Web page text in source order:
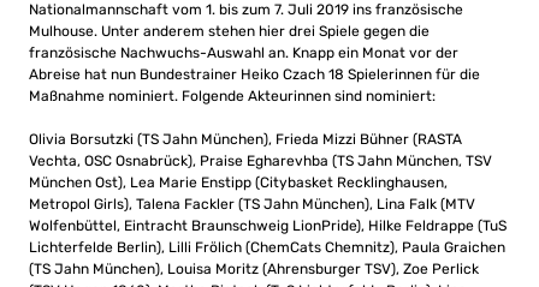
Nationalmannschaft vom 1. bis zum 7. Juli 2019 ins französische
Mulhouse. Unter anderem stehen hier drei Spiele gegen die
französische Nachwuchs-Auswahl an. Knapp ein Monat vor der
Abreise hat nun Bundestrainer Heiko Czach 18 Spielerinnen für die
Maßnahme nominiert. Folgende Akteurinnen sind nominiert:
Olivia Borsutzki (TS Jahn München), Frieda Mizzi Bühner (RASTA
Vechta, OSC Osnabrück), Praise Egharevhba (TS Jahn München, TSV
München Ost), Lea Marie Enstipp (Citybasket Recklinghausen,
Metropol Girls), Talena Fackler (TS Jahn München), Lina Falk (MTV
Wolfenbüttel, Eintracht Braunschweig LionPride), Hilke Feldrappe (TuS
Lichterfelde Berlin), Lilli Frölich (ChemCats Chemnitz), Paula Graichen
(TS Jahn München), Louisa Moritz (Ahrensburger TSV), Zoe Perlick